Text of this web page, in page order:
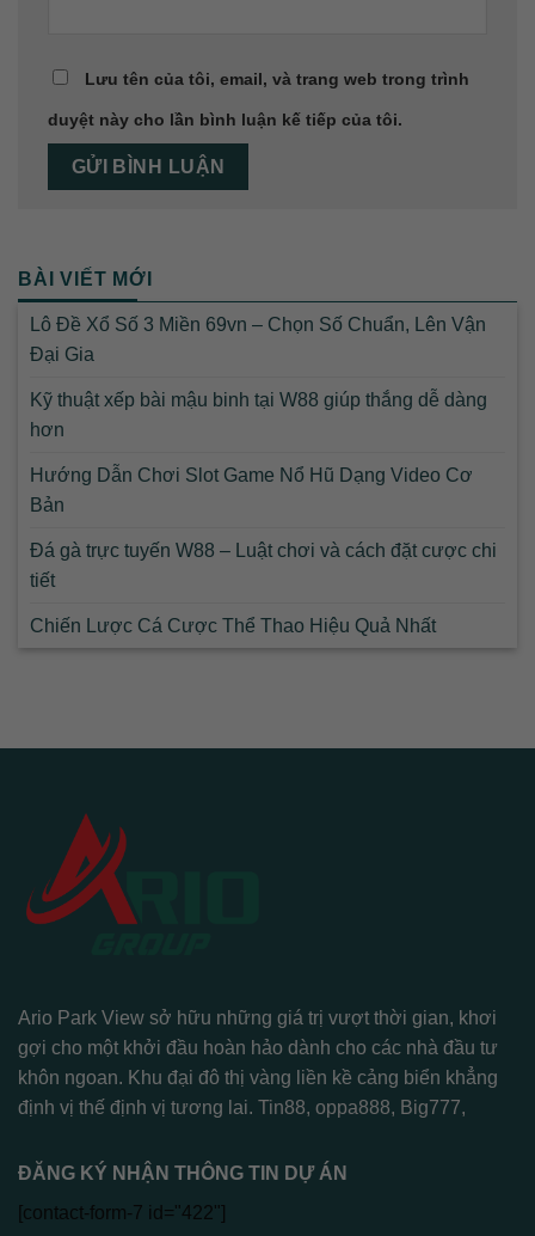
Lưu tên của tôi, email, và trang web trong trình
duyệt này cho lần bình luận kế tiếp của tôi.
BÀI VIẾT MỚI
Lô Đề Xổ Số 3 Miền 69vn – Chọn Số Chuẩn, Lên Vận
Đại Gia
Kỹ thuật xếp bài mậu binh tại W88 giúp thắng dễ dàng
hơn
Hướng Dẫn Chơi Slot Game Nổ Hũ Dạng Video Cơ
Bản
Đá gà trực tuyến W88 – Luật chơi và cách đặt cược chi
tiết
Chiến Lược Cá Cược Thể Thao Hiệu Quả Nhất
Ario Park View sở hữu những giá trị vượt thời gian, khơi
gợi cho một khởi đầu hoàn hảo dành cho các nhà đầu tư
khôn ngoan. Khu đại đô thị vàng liền kề cảng biển khẳng
định vị thế định vị tương lai. Tin88, oppa888, Big777,
ĐĂNG KÝ NHẬN THÔNG TIN DỰ ÁN
[contact-form-7 id="422"]